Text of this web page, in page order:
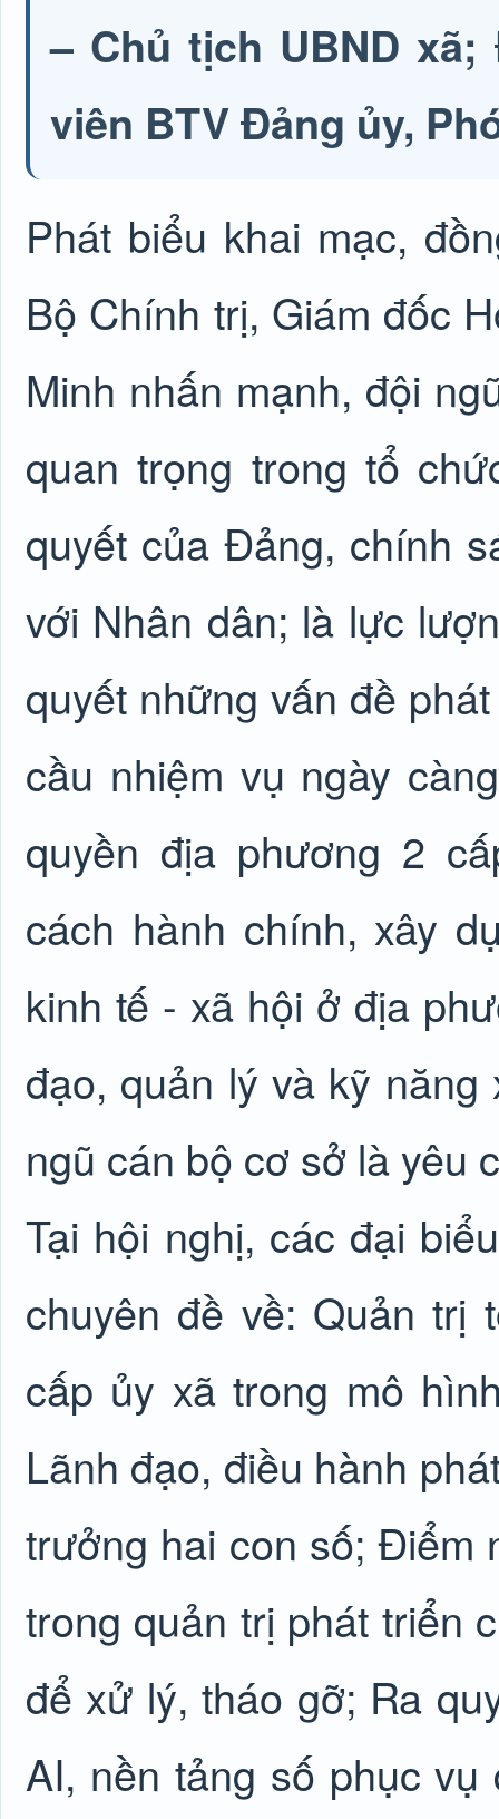
– Chủ tịch UBND
viên BTV Đảng ủy,
Phát biểu khai mạc,
Bộ Chính trị, Giám đốc
Minh nhấn mạnh, đội
quan trọng trong tổ
quyết của Đảng, chính
với Nhân dân; là lực
quyết những vấn đề
cầu nhiệm vụ ngày
quyền địa phương 2
cách hành chính, xây
kinh tế - xã hội ở địa
đạo, quản lý và kỹ
ngũ cán bộ cơ sở là yêu
Tại hội nghị, các đại
chuyên đề về: Quản trị
cấp ủy xã trong mô
Lãnh đạo, điều hành
trưởng hai con số; Điểm
trong quản trị phát triển
để xử lý, tháo gỡ; Ra
AI, nền tảng số phục